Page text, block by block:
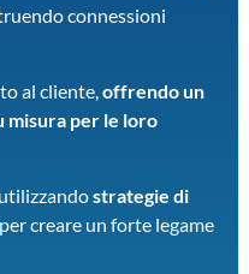
connessioni
al cliente,offrendo un
misura per le loro
strategie di
per creare un forte legame